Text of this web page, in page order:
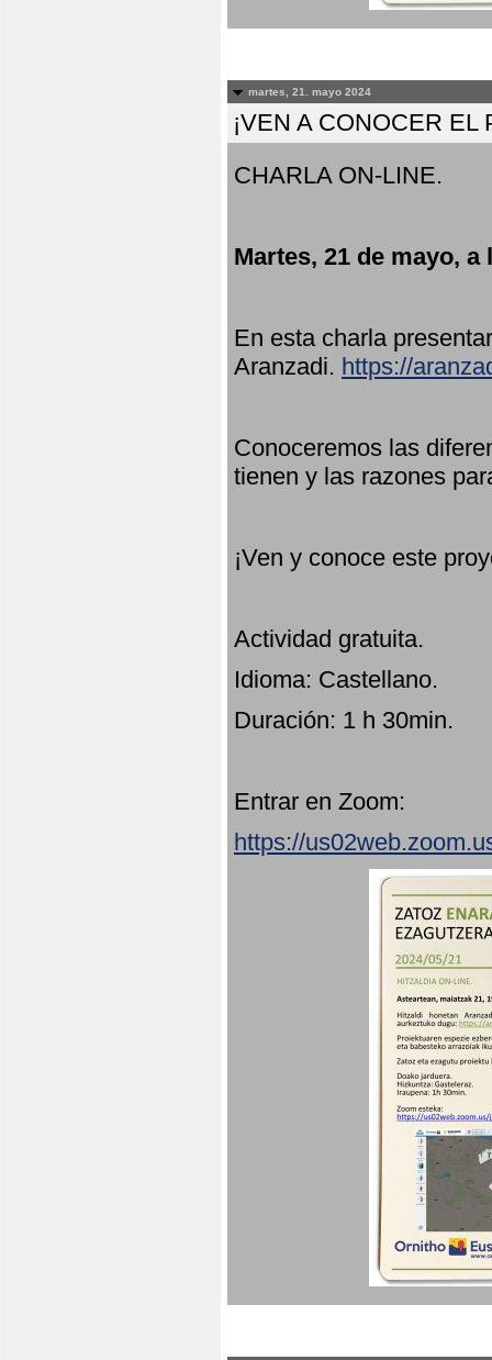
martes, 21. mayo 2024
¡VEN A CONOCER
CHARLA ON-LINE.
Martes, 21 de mayo, a
En esta charla
Aranzadi. https://
Conoceremos las
tienen y las razones
¡Ven y conoce este
Actividad gratuita.
Idioma: Castellano.
Duración: 1 h 30min.
Entrar en Zoom:
https://